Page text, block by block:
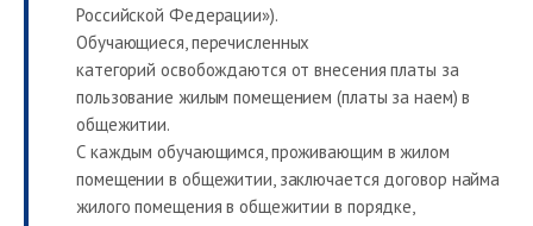
Российской Федерации»).
Обучающиеся, перечисленных
категорий освобождаются от внесения платы за
пользование жилым помещением (платы за наем) в
общежитии.
С каждым обучающимся, проживающим в жилом
помещении в общежитии, заключается договор найма
жилого помещения в общежитии в порядке,